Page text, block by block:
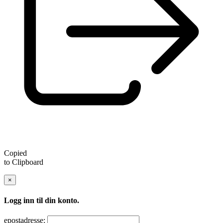
Copied
to Clipboard
×
Logg inn til din konto.
epostadresse: